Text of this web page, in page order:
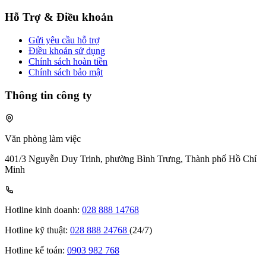
Hỗ Trợ & Điều khoản
Gửi yêu cầu hỗ trợ
Điều khoản sử dụng
Chính sách hoàn tiền
Chính sách bảo mật
Thông tin công ty
Văn phòng làm việc
401/3 Nguyễn Duy Trinh, phường Bình Trưng, Thành phố Hồ Chí
Minh
Hotline kinh doanh: 028 888 14768
Hotline kỹ thuật: 028 888 24768 (24/7)
Hotline kế toán: 0903 982 768